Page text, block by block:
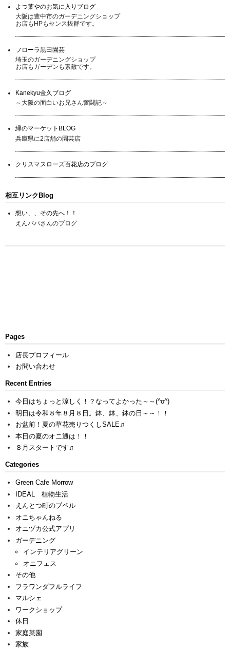
よつ葉やのお気に入りブログ
大阪は豊中市のガーデニングショップ
お店もHPもセンス抜群です。
フローラ黒田園芸
埼玉のガーデニングショップ
お店もガーデンも素敵です。
Kanekyu金久ブログ
～大阪の面白いお兄さん奮闘記～
緑のマーケットBLOG
兵庫県に2店舗の園芸店
クリスマスローズ百花店のブログ
相互リンクBlog
想い、、その先へ！！
えんパパさんのブログ
Pages
店長プロフィール
お問い合わせ
Recent Entries
今日はちょっと涼しく！？なってよかった～～(^o^)
明日は令和８年８月８日。鉢、鉢、鉢の日～～！！
お盆前！夏の草花売りつくしSALE♫
本日の夏のオニ通は！！
８月スタートです♫
Categories
Green Cafe Morrow
IDEAL 植物生活
えんとつ町のプペル
オニちゃんねる
オニヅカ公式アプリ
ガーデニング
インテリアグリーン
オニフェス
その他
フラワンダフルライフ
マルシェ
ワークショップ
休日
家庭菜園
家族